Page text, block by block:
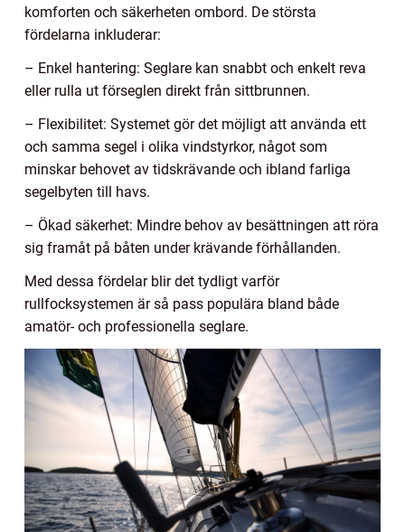
komforten och säkerheten ombord. De största
fördelarna inkluderar:
– Enkel hantering: Seglare kan snabbt och enkelt reva
eller rulla ut förseglen direkt från sittbrunnen.
– Flexibilitet: Systemet gör det möjligt att använda ett
och samma segel i olika vindstyrkor, något som
minskar behovet av tidskrävande och ibland farliga
segelbyten till havs.
– Ökad säkerhet: Mindre behov av besättningen att röra
sig framåt på båten under krävande förhållanden.
Med dessa fördelar blir det tydligt varför
rullfocksystemen är så pass populära bland både
amatör- och professionella seglare.